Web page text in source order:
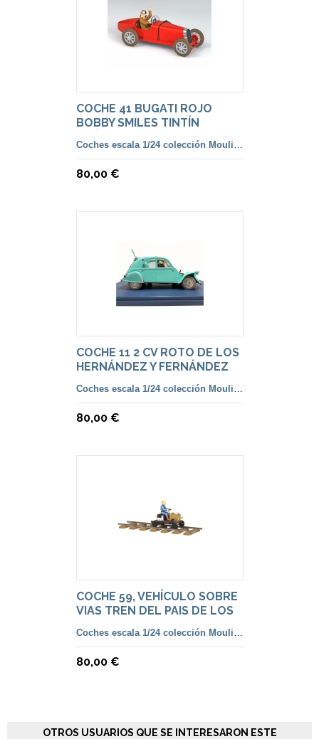
COCHE 41 BUGATI ROJO
BOBBY SMILES TINTÍN
80,00 €
COCHE 11 2 CV ROTO DE LOS
HERNÁNDEZ Y FERNÁNDEZ
80,00 €
COCHE 59, VEHÍCULO SOBRE
VIAS TREN DEL PAIS DE LOS
80,00 €
OTROS USUARIOS QUE SE INTERESARON ESTE